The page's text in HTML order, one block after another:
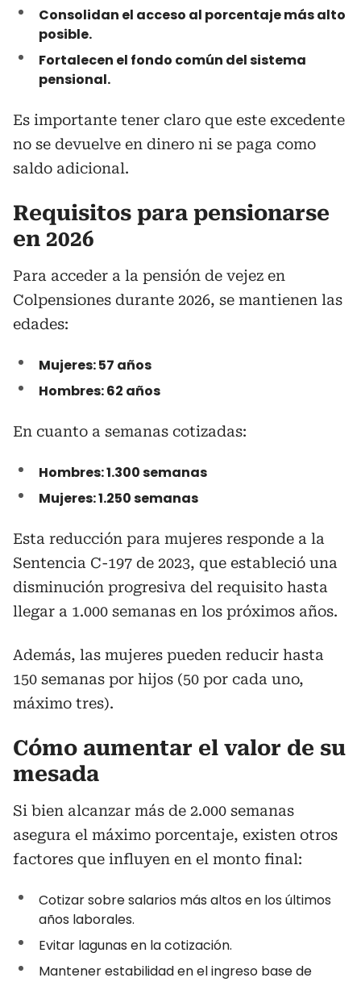
Consolidan el acceso al porcentaje más alto
posible.
Fortalecen el fondo común del sistema
pensional.
Es importante tener claro que este excedente
no se devuelve en dinero ni se paga como
saldo adicional.
Requisitos para pensionarse
en 2026
Para acceder a la pensión de vejez en
Colpensiones durante 2026, se mantienen las
edades:
Mujeres: 57 años
Hombres: 62 años
En cuanto a semanas cotizadas:
Hombres: 1.300 semanas
Mujeres: 1.250 semanas
Esta reducción para mujeres responde a la
Sentencia C-197 de 2023, que estableció una
disminución progresiva del requisito hasta
llegar a 1.000 semanas en los próximos años.
Además, las mujeres pueden reducir hasta
150 semanas por hijos (50 por cada uno,
máximo tres).
Cómo aumentar el valor de su
mesada
Si bien alcanzar más de 2.000 semanas
asegura el máximo porcentaje, existen otros
factores que influyen en el monto final:
Cotizar sobre salarios más altos en los últimos
años laborales.
Evitar lagunas en la cotización.
Mantener estabilidad en el ingreso base de